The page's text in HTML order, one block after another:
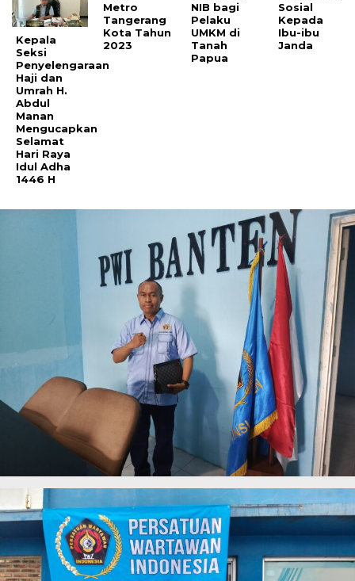
Kepala
Seksi
Penyelengaraan
Haji dan
Umrah H.
Abdul
Manan
Mengucapkan
Selamat
Hari Raya
Idul Adha
1446 H
Metro
Tangerang
Kota Tahun
2023
NIB bagi
Pelaku
UMKM di
Tanah
Papua
Sosial
Kepada
Ibu-ibu
Janda